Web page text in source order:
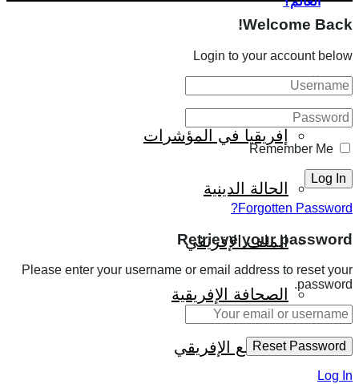
المزيد
إفريقيا في المؤشرات
الحالة الدينية
الملف الإفريقي
الصحافة الإفريقية
المجتمع الإفريقي
Welcome Back!
Login to your account below
Remember Me
Forgotten Password?
Retrieve your password
Please enter your username or email address to reset your
password.
Log In